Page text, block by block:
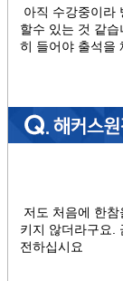
아직 수강중이라
할수 있는 것 같
히 들어야 출석을
저도 처음에 한
키지 않더라구요.
전하십시요